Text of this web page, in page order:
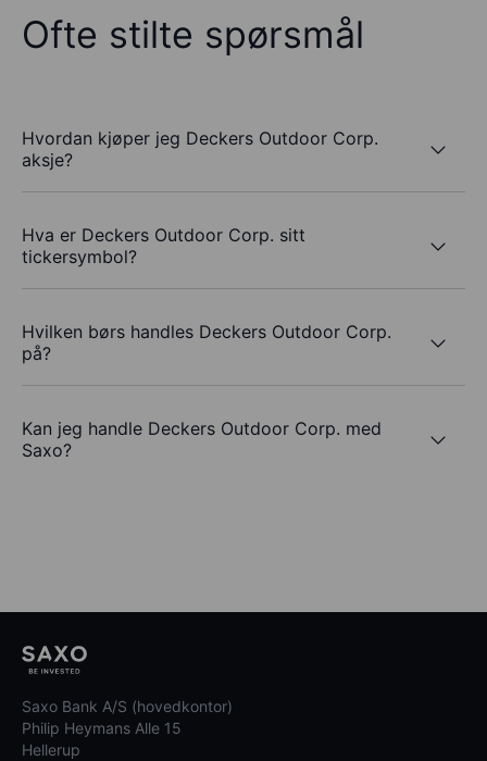
Ofte stilte spørsmål
Hvordan kjøper jeg Deckers Outdoor Corp.
aksje?
Hva er Deckers Outdoor Corp. sitt
tickersymbol?
Hvilken børs handles Deckers Outdoor Corp.
på?
Kan jeg handle Deckers Outdoor Corp. med
Saxo?
Saxo Bank A/S (hovedkontor)
Philip Heymans Alle 15
Hellerup